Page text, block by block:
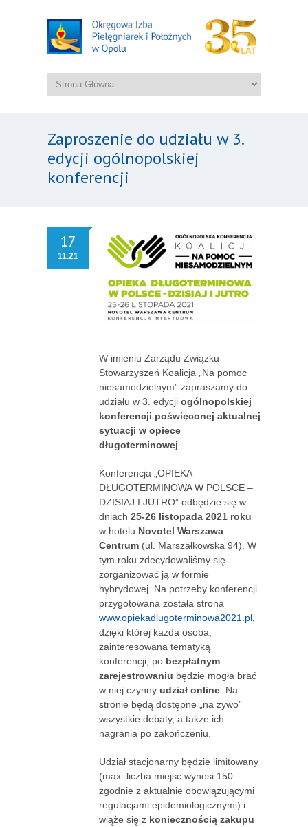
Zaproszenie do udziału w 3.
edycji ogólnopolskiej
konferencji
17
11.21
W imieniu Zarządu Związku
Stowarzyszeń Koalicja „Na pomoc
niesamodzielnym” zapraszamy do
udziału w 3. edycji ogólnopolskiej
konferencji poświęconej aktualnej
sytuacji w opiece
długoterminowej
Konferencja „OPIEKA
DŁUGOTERMINOWA W POLSCE –
DZISIAJ I JUTRO” odbędzie się w
dniach 25-26 listopada 2021 roku
w hotelu Novotel Warszawa
Centrum (ul. Marszałkowska 94). W
tym roku zdecydowaliśmy się
zorganizować ją w formie
hybrydowej. Na potrzeby konferencji
przygotowana została strona
www.opiekadlugoterminowa2021.pl
dzięki której każda osoba,
zainteresowana tematyką
konferencji, po bezpłatnym
zarejestrowaniu będzie mogła brać
w niej czynny udział online . Na
stronie będą dostępne „na żywo”
wszystkie debaty, a także ich
nagrania po zakończeniu.
Udział stacjonarny będzie limitowany
(max. liczba miejsc wynosi 150
zgodnie z aktualnie obowiązującymi
regulacjami epidemiologicznymi) i
wiąże się z koniecznością zakupu